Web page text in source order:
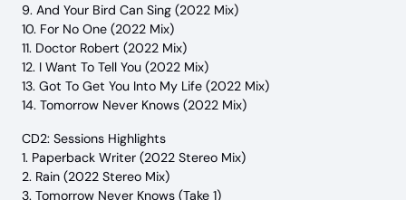
9. And Your Bird Can Sing (2022 Mix)
10. For No One (2022 Mix)
11. Doctor Robert (2022 Mix)
12. I Want To Tell You (2022 Mix)
13. Got To Get You Into My Life (2022 Mix)
14. Tomorrow Never Knows (2022 Mix)
CD2: Sessions Highlights
1. Paperback Writer (2022 Stereo Mix)
2. Rain (2022 Stereo Mix)
3. Tomorrow Never Knows (Take 1)